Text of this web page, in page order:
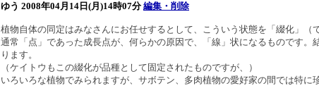
ゆう 2008年04月14日(月)14時07分編集・削除
植物自体の同定はみなさんにお任せするとして、こういう状態を「綴化」（
通常「点」であった成長点が、何らかの原因で、「線」状になるものです。
ります。
（ケイトウもこの綴化が品種として固定されたものですが、）
いろいろな植物でみられますが、サボテン、多肉植物の愛好家の間では特に